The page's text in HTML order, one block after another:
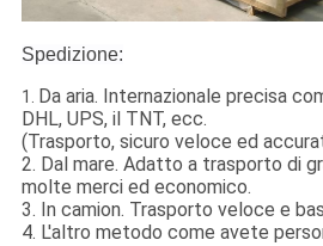
Spedizione:
1. Da aria. Internazionale precisa
DHL, UPS, il TNT, ecc.
(Trasporto, sicuro veloce ed
2. Dal mare. Adatto a trasporto di
molte merci ed economico.
3. In camion. Trasporto veloce e
4. L'altro metodo come avete